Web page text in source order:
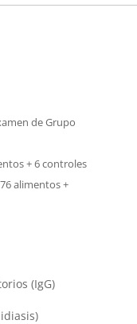
de Grupo
+ 6 controles
alimentos +
(IgG)